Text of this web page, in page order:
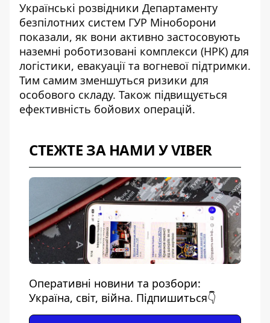
Українські розвідники Департаменту
безпілотних систем ГУР Міноборони
показали, як вони активно застосовують
наземні роботизовані комплекси (НРК) для
логістики, евакуації та вогневої підтримки.
Тим самим зменшуться ризики для
особового складу. Також підвищується
ефективність бойових операцій.
СТЕЖТЕ ЗА НАМИ У VIBER
Оперативні новини та розбори:
Україна, світ, війна. Підпишиться👇